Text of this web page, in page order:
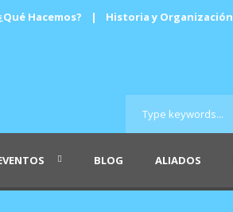
Hacemos? | Historia y Organización
BLOG ALIADOS